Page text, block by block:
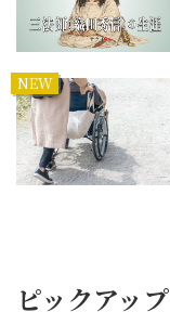
NEW
ピックアップ